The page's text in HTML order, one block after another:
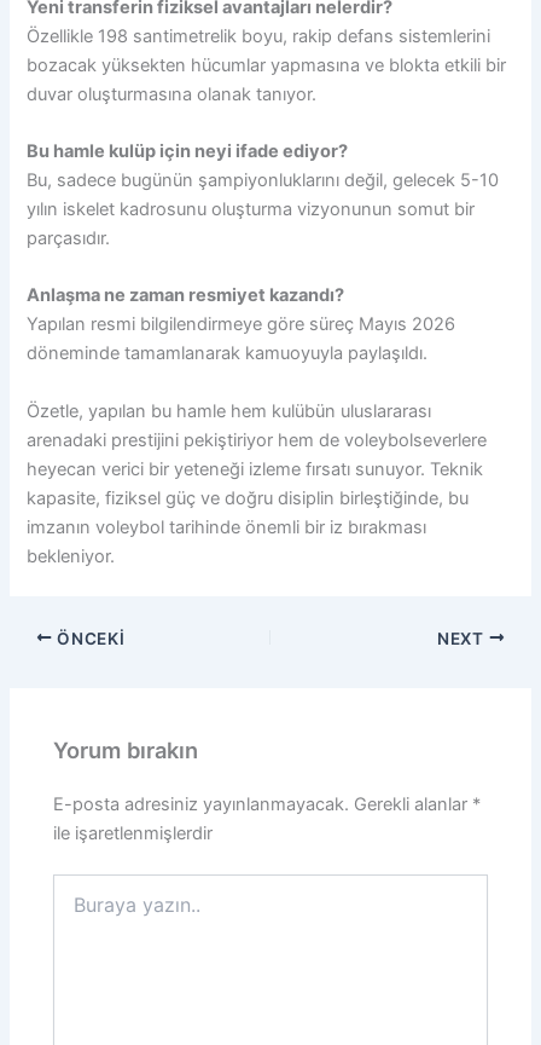
Yeni transferin fiziksel avantajları nelerdir?
Özellikle 198 santimetrelik boyu, rakip defans sistemlerini
bozacak yüksekten hücumlar yapmasına ve blokta etkili bir
duvar oluşturmasına olanak tanıyor.
Bu hamle kulüp için neyi ifade ediyor?
Bu, sadece bugünün şampiyonluklarını değil, gelecek 5-10
yılın iskelet kadrosunu oluşturma vizyonunun somut bir
parçasıdır.
Anlaşma ne zaman resmiyet kazandı?
Yapılan resmi bilgilendirmeye göre süreç Mayıs 2026
döneminde tamamlanarak kamuoyuyla paylaşıldı.
Özetle, yapılan bu hamle hem kulübün uluslararası
arenadaki prestijini pekiştiriyor hem de voleybolseverlere
heyecan verici bir yeteneği izleme fırsatı sunuyor. Teknik
kapasite, fiziksel güç ve doğru disiplin birleştiğinde, bu
imzanın voleybol tarihinde önemli bir iz bırakması
bekleniyor.
ÖNCEKI NEXT
Yorum bırakın
E-posta adresiniz yayınlanmayacak. Gerekli alanlar *
ile işaretlenmişlerdir
yazın..